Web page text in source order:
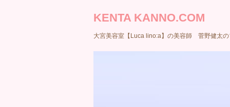
KENTA KANNO.COM
大宮美容室【Luca lino:a】の美容師 菅野健太の